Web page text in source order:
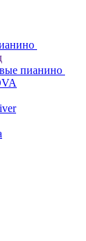
пианино